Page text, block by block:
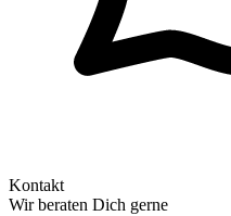
Kontakt
Wir beraten Dich gerne